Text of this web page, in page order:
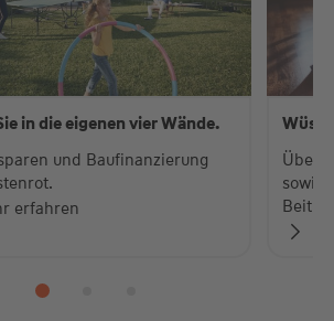
in die eigenen vier Wände.
und Baufinanzierung
erfahren
Über
sowie